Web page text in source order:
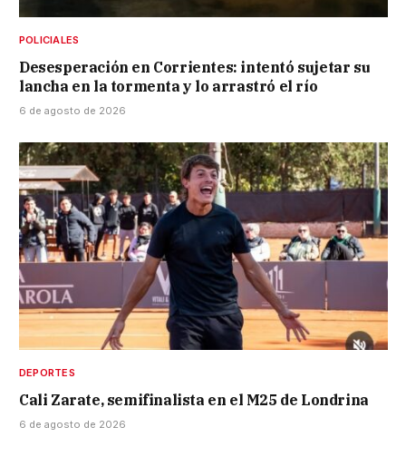
POLICIALES
Desesperación en Corrientes: intentó sujetar su
lancha en la tormenta y lo arrastró el río
6 de agosto de 2026
DEPORTES
Cali Zarate, semifinalista en el M25 de Londrina
6 de agosto de 2026